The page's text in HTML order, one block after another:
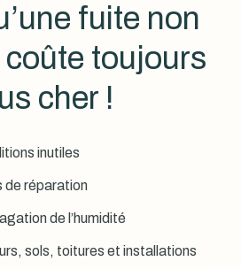
fuite non
toujours
cher !
inutiles
de réparation
de l’humidité
sols, toitures et installations